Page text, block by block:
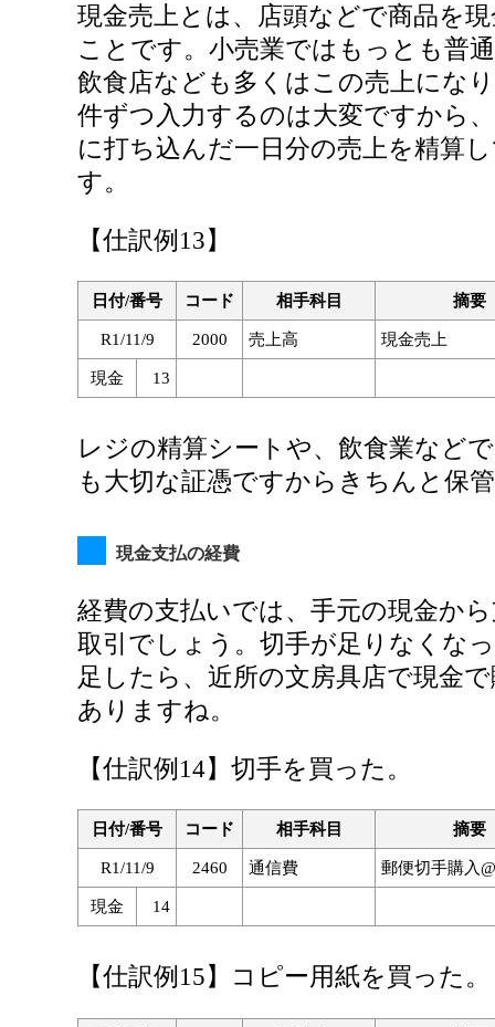
現金売上とは、店頭などで商品を
ことです。小売業ではもっとも普
飲食店なども多くはこの売上にな
件ずつ入力するのは大変ですから
に打ち込んだ一日分の売上を精算
す。
【仕訳例13】
日付/番号 コード 相手科目 摘要
R1/11/9 2000 売上高 現金売上
現金 13
レジの精算シートや、飲食業など
も大切な証憑ですからきちんと保
現金支払の経費
経費の支払いでは、手元の現金か
取引でしょう。切手が足りなくな
足したら、近所の文房具店で現金
ありますね。
【仕訳例14】切手を買った。
日付/番号 コード 相手科目 摘要
R1/11/9 2460 通信費 郵便切手購入
現金 14
【仕訳例15】コピー用紙を買った。